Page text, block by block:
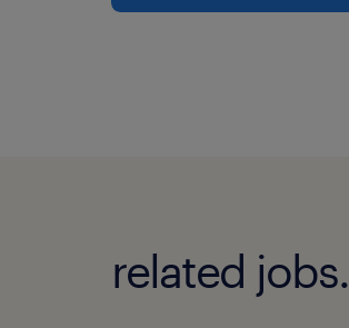
related jobs.